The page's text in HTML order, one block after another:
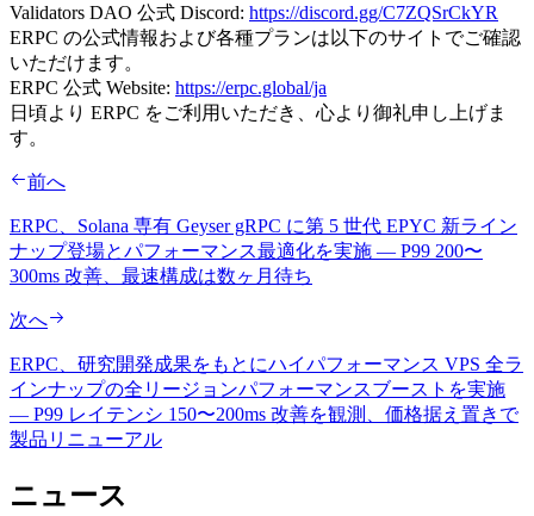
Validators DAO 公式 Discord: https://discord.gg/C7ZQSrCkYR
ERPC の公式情報および各種プランは以下のサイトでご確認
いただけます。
ERPC 公式 Website: https://erpc.global/ja
日頃より ERPC をご利用いただき、心より御礼申し上げま
す。
前へ
ERPC、Solana 専有 Geyser gRPC に第 5 世代 EPYC 新ライン
ナップ登場とパフォーマンス最適化を実施 — P99 200〜
300ms 改善、最速構成は数ヶ月待ち
次へ
ERPC、研究開発成果をもとにハイパフォーマンス VPS 全ラ
インナップの全リージョンパフォーマンスブーストを実施
— P99 レイテンシ 150〜200ms 改善を観測、価格据え置きで
製品リニューアル
ニュース